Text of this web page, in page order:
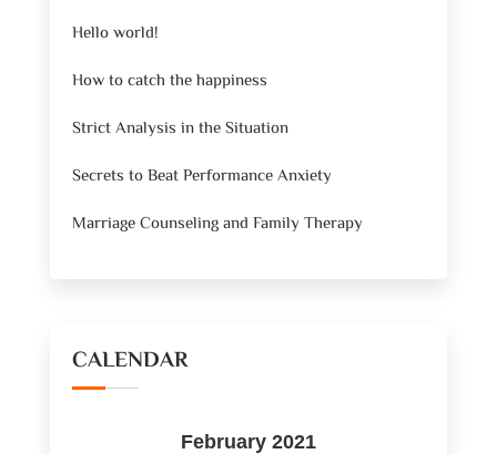
Hello world!
How to catch the happiness
Strict Analysis in the Situation
Secrets to Beat Performance Anxiety
Marriage Counseling and Family Therapy
CALENDAR
February 2021